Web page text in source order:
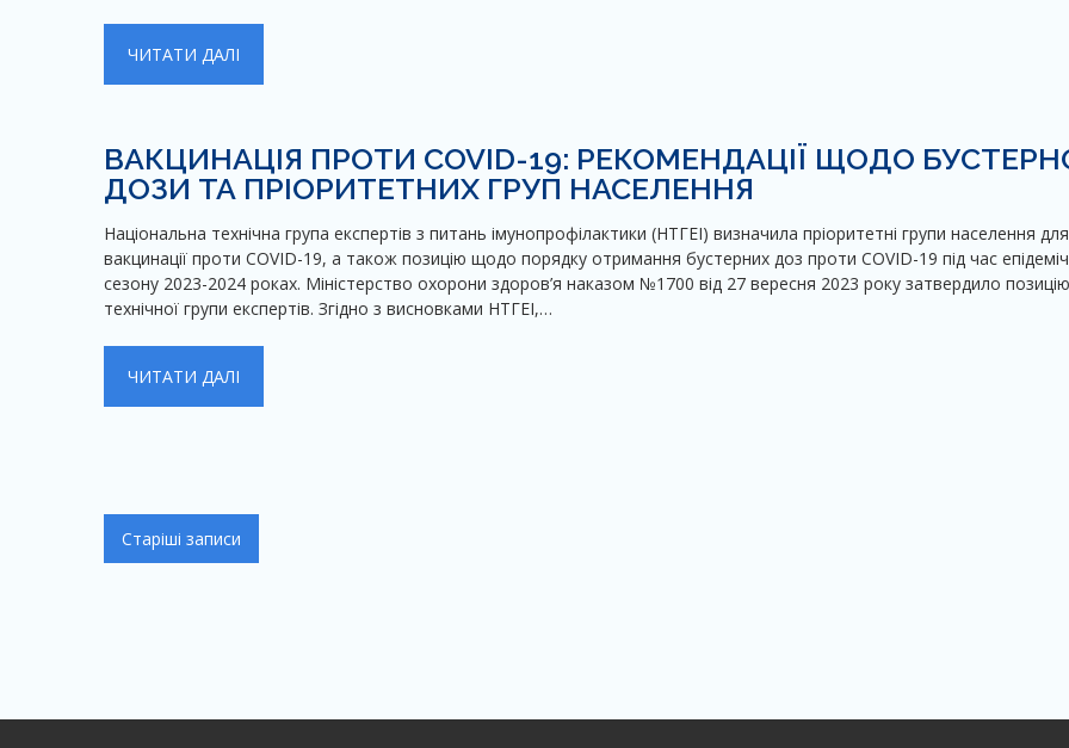
ЧИТАТИ ДАЛІ
ВАКЦИНАЦІЯ ПРОТИ COVID-19: РЕКОМЕНДАЦІЇ ЩОДО
ДОЗИ ТА ПРІОРИТЕТНИХ ГРУП НАСЕЛЕННЯ
Національна технічна група експертів з питань імунопрофілактики (НТГЕІ) визначила пріоритетні групи населення для
вакцинації проти COVID-19, а також позицію щодо порядку отримання бустерних доз проти COVID-19 під час
сезону 2023-2024 роках. Міністерство охорони здоров’я наказом №1700 від 27 вересня 2023 року затвердило позицію
технічної групи експертів. Згідно з висновками НТГЕІ,…
ЧИТАТИ ДАЛІ
Навігація
за
Старіші записи